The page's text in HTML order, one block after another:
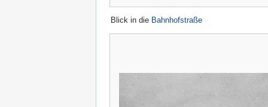
Blick in die Bahnhofstraße